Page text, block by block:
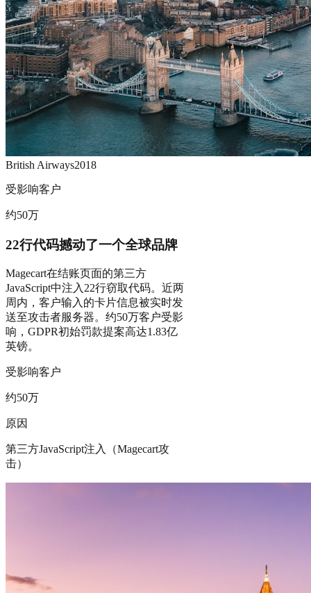
British Airways2018
受影响客户
约50万
22行代码撼动了一个全球品牌
Magecart在结账页面的第三方
JavaScript中注入22行窃取代码。近两
周内，客户输入的卡片信息被实时发
送至攻击者服务器。约50万客户受影
响，GDPR初始罚款提案高达1.83亿
英镑。
受影响客户
约50万
原因
第三方JavaScript注入（Magecart攻
击）